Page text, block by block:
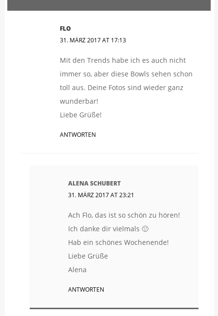
FLO
31. MÄRZ 2017 AT 17:13
Mit den Trends habe ich es auch nicht
immer so, aber diese Bowls sehen schon
toll aus. Deine Fotos sind wieder ganz
wunderbar!
Liebe Grüße!
ANTWORTEN
ALENA SCHUBERT
31. MÄRZ 2017 AT 23:21
Ach Flo, das ist so schön zu hören!
Ich danke dir vielmals 🙂
Hab ein schönes Wochenende!
Liebe Grüße
Alena
ANTWORTEN